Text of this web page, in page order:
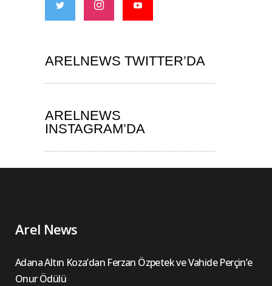
ARELNEWS TWITTER’DA
ARELNEWS
INSTAGRAM’DA
Arel News
Adana Altın Koza’dan Ferzan Özpetek ve Vahide Perçin’e
Onur Ödülü